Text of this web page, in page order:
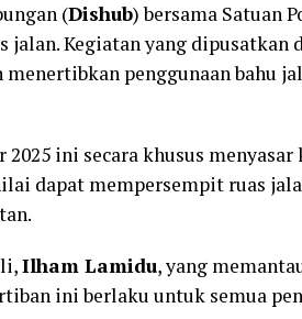
(Dishub) bersama Satuan
Kegiatan yang dipusatkan
penggunaan bahu
ini secara khusus menyasar
dapat mempersempit ruas
Ilham Lamidu, yang
ini berlaku untuk semua